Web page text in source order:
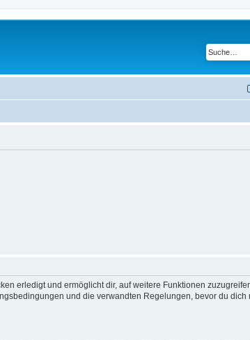
erledigt und ermöglicht dir, auf weitere Funktionen
und die verwandten Regelungen, bevor du dich